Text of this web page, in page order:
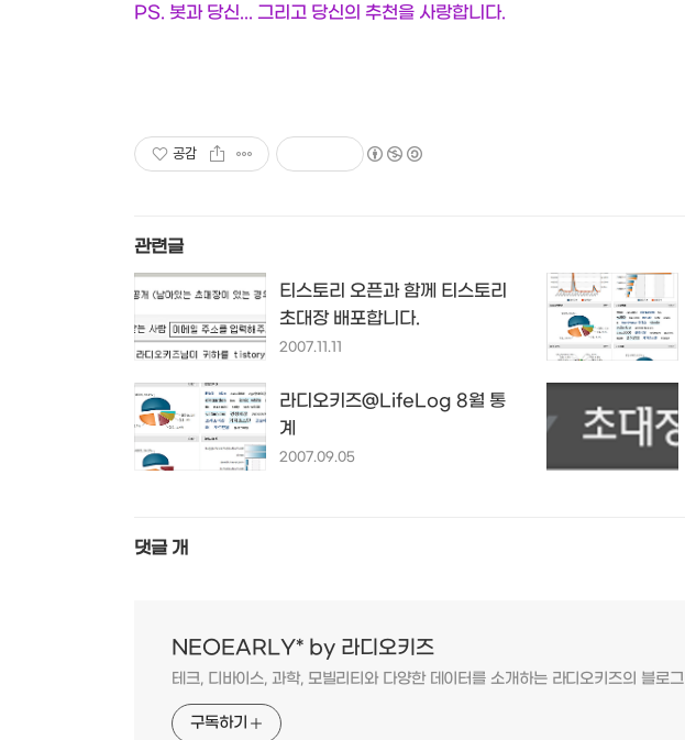
PS. 봇과 당신... 그리고 당신의 추천을 사랑합니다.
공감
관련글
티스토리 오픈과 함께 티스토리
초대장 배포합니다.
2007.11.11
라디오키즈@LifeLog 8월 통
계
2007.09.05
댓글 개
NEOEARLY* by 라디오키즈
테크, 디바이스, 과학, 모빌리티와 다양한 데이터를 소개하는 라디오키즈의 블로그
구독하기